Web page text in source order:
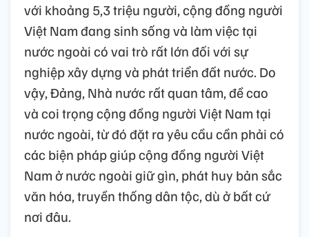
với khoảng 5,3 triệu người, cộng đồng người
Việt Nam đang sinh sống và làm việc tại
nước ngoài có vai trò rất lớn đối với sự
nghiệp xây dựng và phát triển đất nước. Do
vậy, Đảng, Nhà nước rất quan tâm, đề cao
và coi trọng cộng đồng người Việt Nam tại
nước ngoài, từ đó đặt ra yêu cầu cần phải có
các biện pháp giúp cộng đồng người Việt
Nam ở nước ngoài giữ gìn, phát huy bản sắc
văn hóa, truyền thống dân tộc, dù ở bất cứ
nơi đâu.